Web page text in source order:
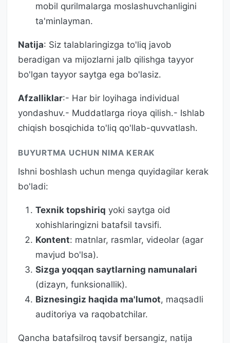
mobil qurilmalarga moslashuvchanligini
ta'minlayman.
Natija: Siz talablaringizga to'liq javob
beradigan va mijozlarni jalb qilishga tayyor
bo'lgan tayyor saytga ega bo'lasiz.
Afzalliklar:- Har bir loyihaga individual
yondashuv.- Muddatlarga rioya qilish.- Ishlab
chiqish bosqichida to'liq qo'llab-quvvatlash.
BUYURTMA UCHUN NIMA KERAK
Ishni boshlash uchun menga quyidagilar kerak
bo'ladi:
Texnik topshiriq yoki saytga oid
xohishlaringizni batafsil tavsifi.
Kontent: matnlar, rasmlar, videolar (agar
mavjud bo'lsa).
Sizga yoqqan saytlarning namunalari
(dizayn, funksionallik).
Biznesingiz haqida ma'lumot, maqsadli
auditoriya va raqobatchilar.
Qancha batafsilroq tavsif bersangiz, natija